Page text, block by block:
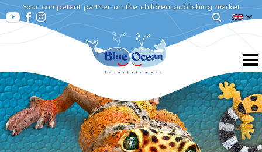
Your competent partner on the children publishing market